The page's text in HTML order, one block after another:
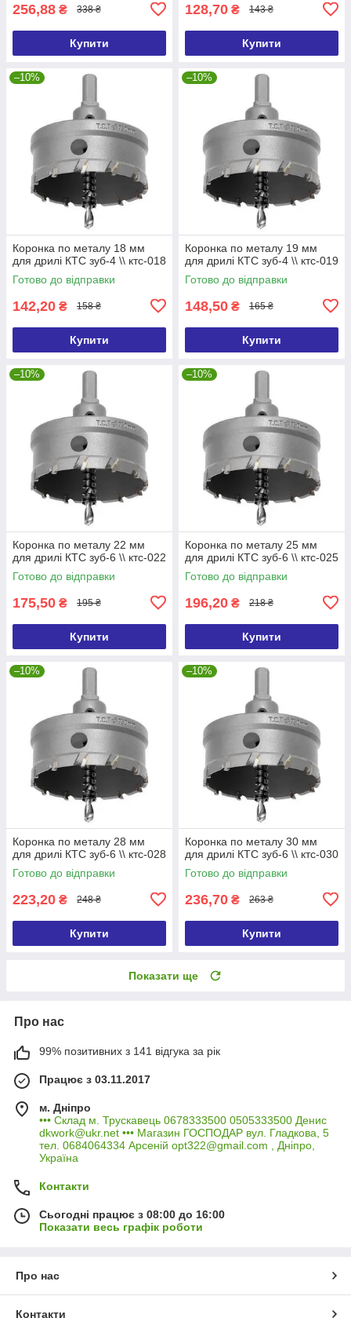
256,88 ₴ 338 ₴
Купити
128,70 ₴ 143 ₴
Купити
–10%
Коронка по металу 18 мм
для дрилі КТС зуб-4 \\ ктс-018
Готово до відправки
142,20 ₴ 158 ₴
Купити
–10%
Коронка по металу 19 мм
для дрилі КТС зуб-4 \\ ктс-019
Готово до відправки
148,50 ₴ 165 ₴
Купити
–10%
Коронка по металу 22 мм
для дрилі КТС зуб-6 \\ ктс-022
Готово до відправки
175,50 ₴ 195 ₴
Купити
–10%
Коронка по металу 25 мм
для дрилі КТС зуб-6 \\ ктс-025
Готово до відправки
196,20 ₴ 218 ₴
Купити
–10%
Коронка по металу 28 мм
для дрилі КТС зуб-6 \\ ктс-028
Готово до відправки
223,20 ₴ 248 ₴
Купити
–10%
Коронка по металу 30 мм
для дрилі КТС зуб-6 \\ ктс-030
Готово до відправки
236,70 ₴ 263 ₴
Купити
Показати ще
Про нас
99% позитивних з 141 відгука за рік
Працює з 03.11.2017
м. Дніпро
••• Склад м. Трускавець 0678333500 0505333500 Денис
dkwork@ukr.net ••• Магазин ГОСПОДАР вул. Гладкова, 5
тел. 0684064334 Арсеній opt322@gmail.com , Дніпро,
Україна
Контакти
Сьогодні працює з 08:00 до 16:00
Показати весь графік роботи
Про нас
Контакти